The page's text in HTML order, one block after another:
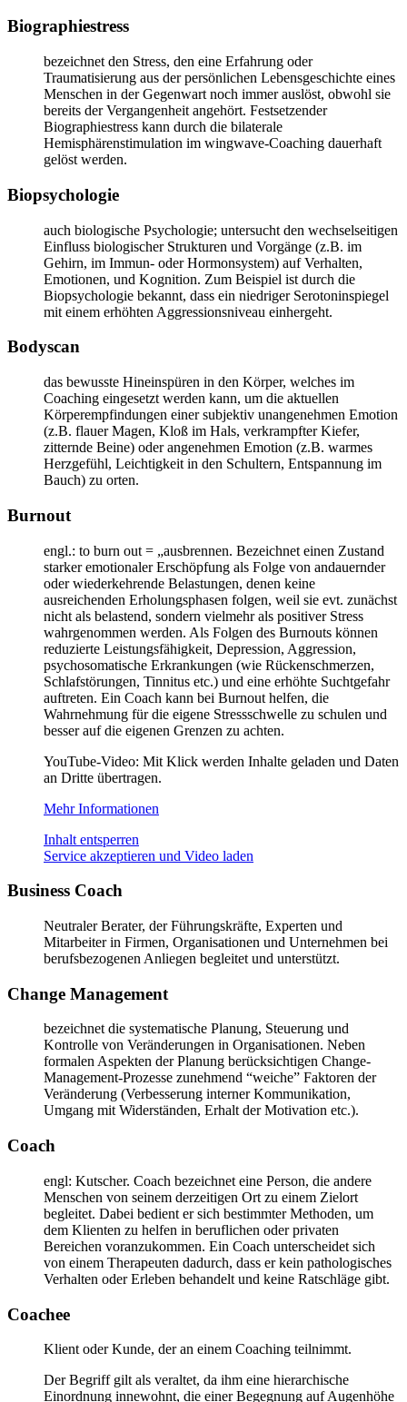
Biographiestress
bezeichnet den Stress, den eine Erfahrung oder
Traumatisierung aus der persönlichen Lebensgeschichte eines
Menschen in der Gegenwart noch immer auslöst, obwohl sie
bereits der Vergangenheit angehört. Festsetzender
Biographiestress kann durch die bilaterale
Hemisphärenstimulation im wingwave-Coaching dauerhaft
gelöst werden.
Biopsychologie
auch biologische Psychologie; untersucht den wechselseitigen
Einfluss biologischer Strukturen und Vorgänge (z.B. im
Gehirn, im Immun- oder Hormonsystem) auf Verhalten,
Emotionen, und Kognition. Zum Beispiel ist durch die
Biopsychologie bekannt, dass ein niedriger Serotoninspiegel
mit einem erhöhten Aggressionsniveau einhergeht.
Bodyscan
das bewusste Hineinspüren in den Körper, welches im
Coaching eingesetzt werden kann, um die aktuellen
Körperempfindungen einer subjektiv unangenehmen Emotion
(z.B. flauer Magen, Kloß im Hals, verkrampfter Kiefer,
zitternde Beine) oder angenehmen Emotion (z.B. warmes
Herzgefühl, Leichtigkeit in den Schultern, Entspannung im
Bauch) zu orten.
Burnout
engl.: to burn out = „ausbrennen. Bezeichnet einen Zustand
starker emotionaler Erschöpfung als Folge von andauernder
oder wiederkehrende Belastungen, denen keine
ausreichenden Erholungsphasen folgen, weil sie evt. zunächst
nicht als belastend, sondern vielmehr als positiver Stress
wahrgenommen werden. Als Folgen des Burnouts können
reduzierte Leistungsfähigkeit, Depression, Aggression,
psychosomatische Erkrankungen (wie Rückenschmerzen,
Schlafstörungen, Tinnitus etc.) und eine erhöhte Suchtgefahr
auftreten. Ein Coach kann bei Burnout helfen, die
Wahrnehmung für die eigene Stressschwelle zu schulen und
besser auf die eigenen Grenzen zu achten.
YouTube-Video: Mit Klick werden Inhalte geladen und Daten
an Dritte übertragen.
Mehr Informationen
Inhalt entsperren
Service akzeptieren und Video laden
Business Coach
Neutraler Berater, der Führungskräfte, Experten und
Mitarbeiter in Firmen, Organisationen und Unternehmen bei
berufsbezogenen Anliegen begleitet und unterstützt.
Change Management
bezeichnet die systematische Planung, Steuerung und
Kontrolle von Veränderungen in Organisationen. Neben
formalen Aspekten der Planung berücksichtigen Change-
Management-Prozesse zunehmend “weiche” Faktoren der
Veränderung (Verbesserung interner Kommunikation,
Umgang mit Widerständen, Erhalt der Motivation etc.).
Coach
engl: Kutscher. Coach bezeichnet eine Person, die andere
Menschen von seinem derzeitigen Ort zu einem Zielort
begleitet. Dabei bedient er sich bestimmter Methoden, um
dem Klienten zu helfen in beruflichen oder privaten
Bereichen voranzukommen. Ein Coach unterscheidet sich
von einem Therapeuten dadurch, dass er kein pathologisches
Verhalten oder Erleben behandelt und keine Ratschläge gibt.
Coachee
Klient oder Kunde, der an einem Coaching teilnimmt.
Der Begriff gilt als veraltet, da ihm eine hierarchische
Einordnung innewohnt, die einer Begegnung auf Augenhöhe